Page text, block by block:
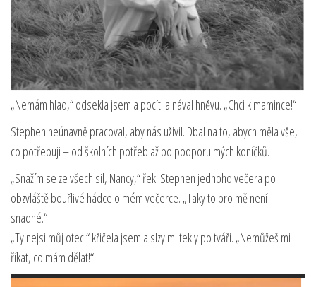
„Nemám hlad,“ odsekla jsem a pocítila nával hněvu. „Chci k mamince!“
Stephen neúnavně pracoval, aby nás uživil. Dbal na to, abych měla vše,
co potřebuji – od školních potřeb až po podporu mých koníčků.
„Snažím se ze všech sil, Nancy,“ řekl Stephen jednoho večera po
obzvláště bouřlivé hádce o mém večerce. „Taky to pro mě není
snadné.“
„Ty nejsi můj otec!“ křičela jsem a slzy mi tekly po tváři. „Nemůžeš mi
říkat, co mám dělat!“